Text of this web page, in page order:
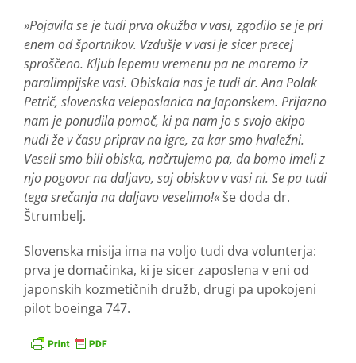
»Pojavila se je tudi prva okužba v vasi, zgodilo se je pri
enem od športnikov. Vzdušje v vasi je sicer precej
sproščeno. Kljub lepemu vremenu pa ne moremo iz
paralimpijske vasi. Obiskala nas je tudi dr. Ana Polak
Petrič, slovenska veleposlanica na Japonskem. Prijazno
nam je ponudila pomoč, ki pa nam jo s svojo ekipo
nudi že v času priprav na igre, za kar smo hvaležni.
Veseli smo bili obiska, načrtujemo pa, da bomo imeli z
njo pogovor na daljavo, saj obiskov v vasi ni. Se pa tudi
tega srečanja na daljavo veselimo!« še doda dr.
Štrumbelj.
Slovenska misija ima na voljo tudi dva volunterja:
prva je domačinka, ki je sicer zaposlena v eni od
japonskih kozmetičnih družb, drugi pa upokojeni
pilot boeinga 747.